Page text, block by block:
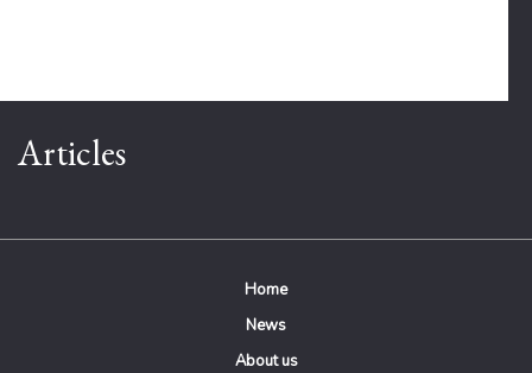
Articles
Home
News
About us